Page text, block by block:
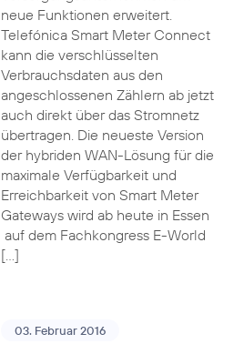
neue Funktionen erweitert.
Telefónica Smart Meter Connect
kann die verschlüsselten
Verbrauchsdaten aus den
angeschlossenen Zählern ab jetzt
auch direkt über das Stromnetz
übertragen. Die neueste Version
der hybriden WAN-Lösung für die
maximale Verfügbarkeit und
Erreichbarkeit von Smart Meter
Gateways wird ab heute in Essen
auf dem Fachkongress E-World
[…]
03. Februar 2016